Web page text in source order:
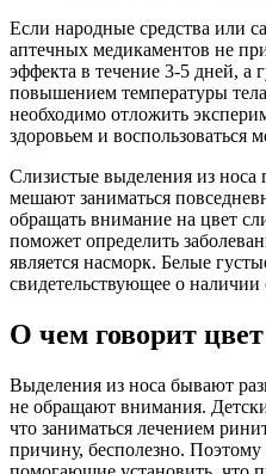
Если народные средства или
аптечных медикаментов не
эффекта в течение 3-5 дней, а
повышением температуры
необходимо отложить
здоровьем и
Слизистые выделения из носа
мешают заниматься
обращать внимание на цвет
поможет определить
является насморк. Белые
свидетельствующее о
О чем говорит
Выделения из носа бывают
не обращают внимания.
что заниматься лечением
причину, бесполезно.